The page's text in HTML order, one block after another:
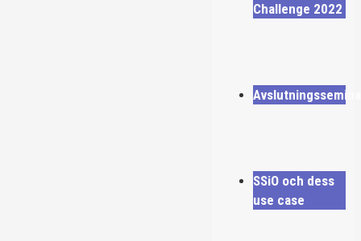
Challenge 2022
SSiO och dess
use case